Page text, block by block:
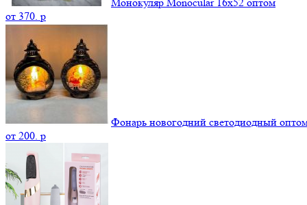
от 370. p
Фонарь новогодний светодиодный
от 200. p